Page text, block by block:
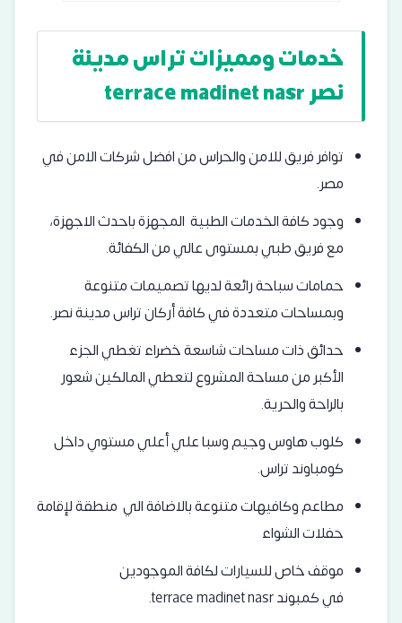
خدمات ومميزات تراس مدينة
نصر terrace madinet nasr
توافر فريق للامن والحراس من افضل شركات الامن في
مصر.
وجود كافة الخدمات الطبية المجهزة باحدث الاجهزة،
مع فريق طبي بمستوى عالي من الكفائة.
حمامات سباحة رائعة لديها تصميمات متنوعة
وبمساحات متعددة في كافة أركان تراس مدينة نصر.
حدائق ذات مساحات شاسعة خضراء تغطي الجزء
الأكبر من مساحة المشروع لتعطي المالكين شعور
بالراحة والحرية.
كلوب هاوس وجيم وسبا علي أعلي مستوي داخل
كومباوند تراس.
مطاعم وكافيهات متنوعة بالاضافة الي منطقة لإقامة
حفلات الشواء
موقف خاص للسيارات لكافة الموجودين
في كمبوند terrace madinet nasr.